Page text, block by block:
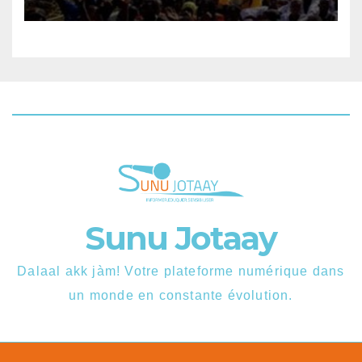
disponibles.
Sunu Jotaay
Dalaal akk jàm! Votre plateforme numérique dans
un monde en constante évolution.